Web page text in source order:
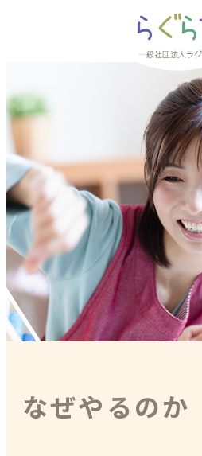
お客様の声
新着情報
採用案内
お問い合わせ
なぜやるのか